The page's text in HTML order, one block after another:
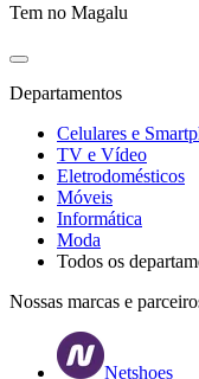
Tem no Magalu
Departamentos
Celulares e
TV e Vídeo
Eletrodomésticos
Móveis
Informática
Moda
Todos os
Nossas marcas e
Netshoes